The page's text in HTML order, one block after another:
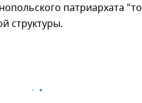
патриархата
структуры.